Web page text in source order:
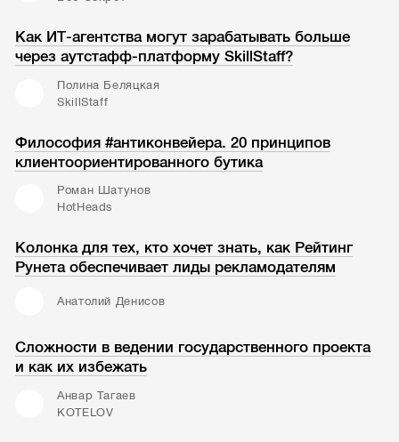
Как ИТ-агентства могут зарабатывать больше
через аутстафф-платформу SkillStaff?
Полина Беляцкая
SkillStaff
Философия #антиконвейера. 20 принципов
клиентоориентированного бутика
Роман Шатунов
HotHeads
Колонка для тех, кто хочет знать, как Рейтинг
Рунета обеспечивает лиды рекламодателям
Анатолий Денисов
Сложности в ведении государственного проекта
и как их избежать
Анвар Тагаев
KOTELOV